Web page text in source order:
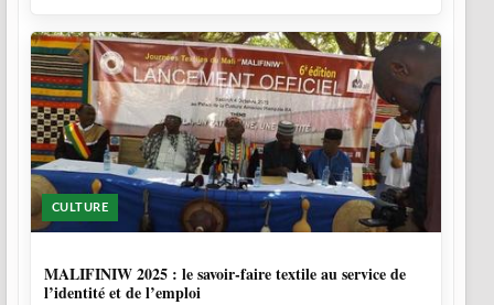
CULTURE
MALIFINIW 2025 : le savoir-faire textile au service de
l’identité et de l’emploi